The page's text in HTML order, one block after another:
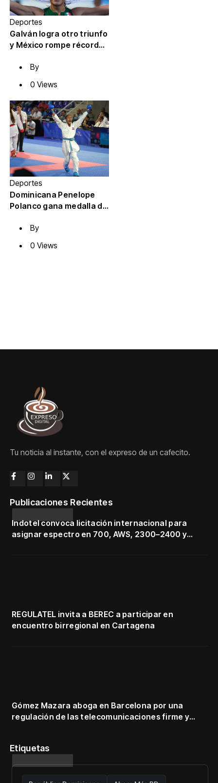
Deportes
Galván logra otro triunfo
y México rompe récord
Centroamericanos
By
0 Views
Deportes
Dominicana Penelope
Polanco gana medalla de
By
0 Views
Tu noticia al instante, con el expreso de un cafecito.
Publicaciones Recientes
Indotel convoca licitación internacional para
asignar espectro en 700, AWS, 2300–2400 y
REGULATEL invita a BEREC a participar en
encuentro birregional en Cartagena
Gómez Mazara aboga en Barcelona por una
regulación de las telecomunicaciones firme y
Etiquetas